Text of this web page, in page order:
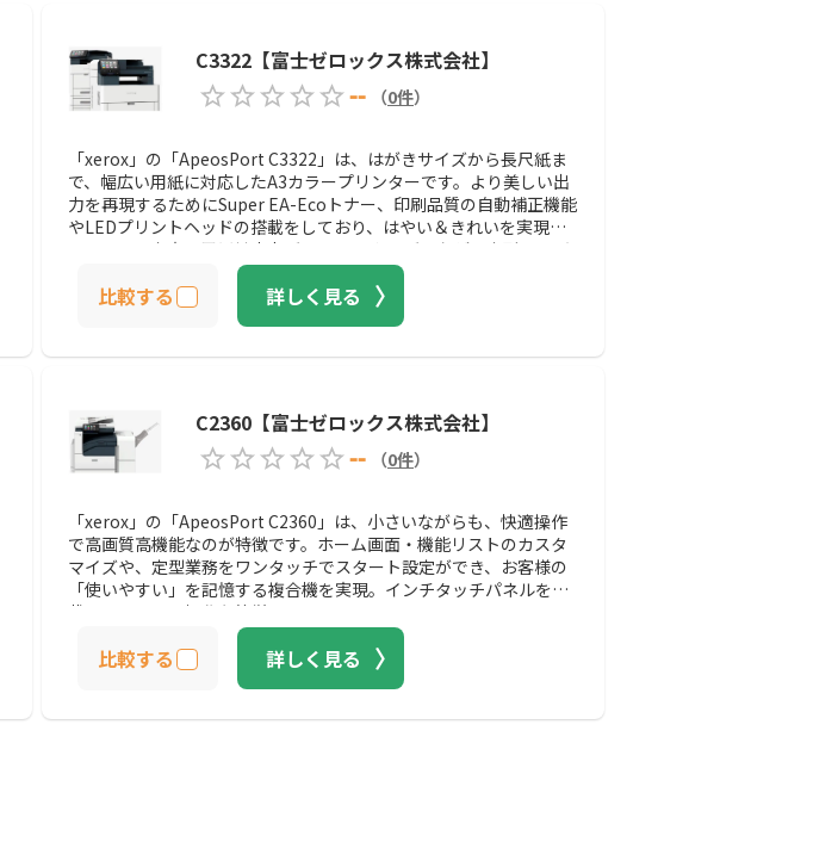
C3322【富士ゼロックス株式会社】
--
（0件）
「xerox」の「ApeosPort C3322」は、はがきサイズから長尺紙ま
で、幅広い用紙に対応したA3カラープリンターです。より美しい出
力を再現するためにSuper EA-Ecoトナー、印刷品質の自動補正機能
やLEDプリントヘッドの搭載をしており、はやい＆きれいを実現し
ています。充実の用紙対応力があり、A3やはがきなどの定形サイズ
はもちろん、320×1200 mmの長尺紙、52 g/m2の薄紙から300
g/m2の厚紙にも対応しています。
比較する 詳しく見る
C2360【富士ゼロックス株式会社】
--
（0件）
「xerox」の「ApeosPort C2360」は、小さいながらも、快適操作
で高画質高機能なのが特徴です。ホーム画面・機能リストのカスタ
マイズや、定型業務をワンタッチでスタート設定ができ、お客様の
「使いやすい」を記憶する複合機を実現。インチタッチパネルを搭
載しているので操作も簡単です。
比較する 詳しく見る